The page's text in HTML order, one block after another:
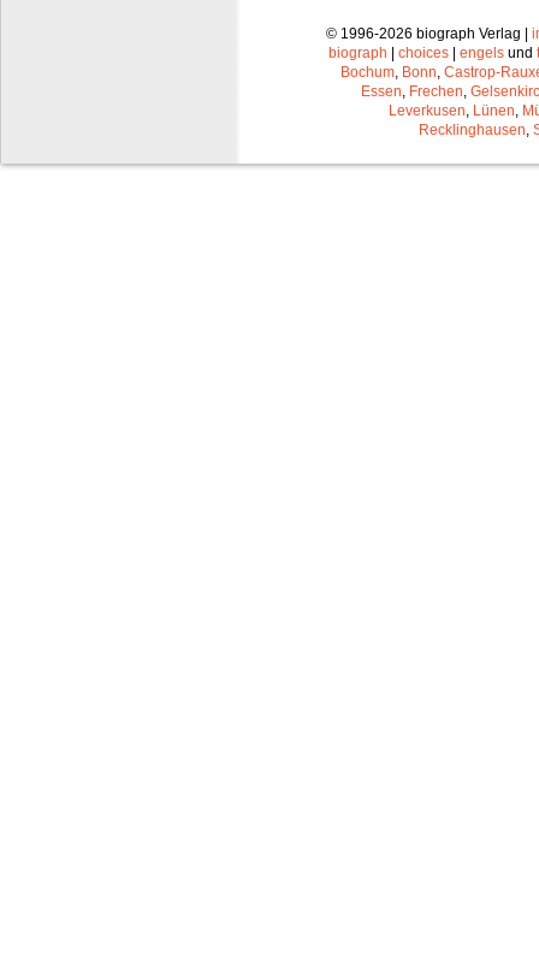
© 1996-2026 biograph Verlag |
biograph
choices engels und
Bochum, Bonn, Castrop-
Essen, Frechen,
Leverkusen, Lünen,
Recklinghausen,